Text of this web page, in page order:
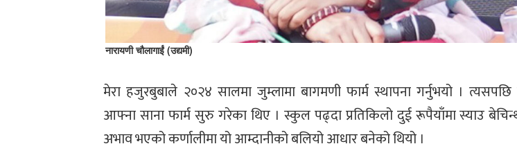
नारायणी चौलागाईं (उद्यमी)
मेरा हजुरबुबाले २०२४ सालमा जुम्लामा बागमणी फार्म स्थापना गर्नुभयो ।
आफ्ना साना फार्म सुरु गरेका थिए । स्कुल पढ्दा प्रतिकिलो दुई रूपैयाँमा स्याउ
अभाव भएको कर्णालीमा यो आम्दानीको बलियो आधार बनेको थियो ।